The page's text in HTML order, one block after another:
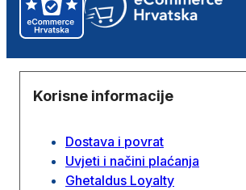
Korisne informacije
Dostava i povrat
Uvjeti i načini plaćanja
Ghetaldus Loyalty